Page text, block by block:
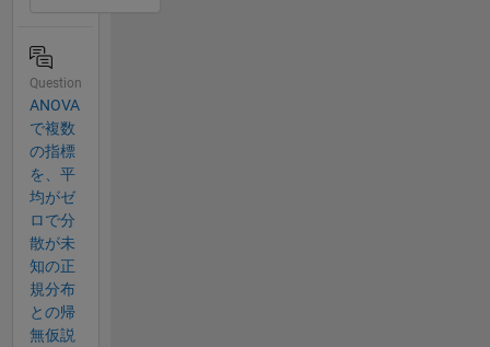
Question
ANOVA
で複数
の指標
を、平
均がゼ
ロで分
散が未
知の正
規分布
との帰
無仮説